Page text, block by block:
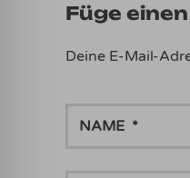
Füge
Deine E-Mail-